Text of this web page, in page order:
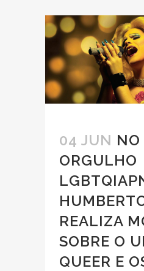
04 JUN NO
ORGULHO
REALIZA
SOBRE O
QUEER E